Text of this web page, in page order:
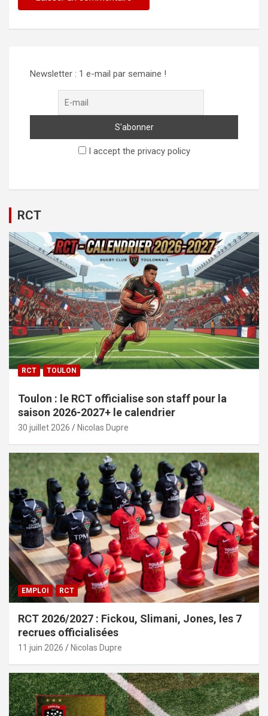
Newsletter : 1 e-mail par semaine !
I accept the privacy policy
RCT
RCT TOULON
Toulon : le RCT officialise son staff pour la
saison 2026-2027+ le calendrier
30 juillet 2026 Nicolas Dupre
EMPLOI RCT
RCT 2026/2027 : Fickou, Slimani, Jones, les 7
recrues officialisées
11 juin 2026 Nicolas Dupre